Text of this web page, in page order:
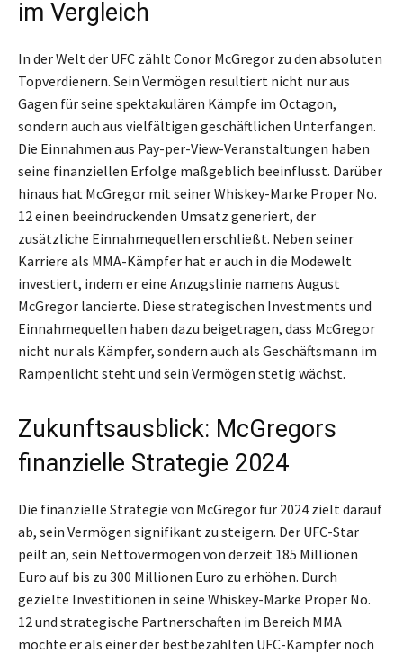
im Vergleich
In der Welt der UFC zählt Conor McGregor zu den absoluten
Topverdienern. Sein Vermögen resultiert nicht nur aus
Gagen für seine spektakulären Kämpfe im Octagon,
sondern auch aus vielfältigen geschäftlichen Unterfangen.
Die Einnahmen aus Pay-per-View-Veranstaltungen haben
seine finanziellen Erfolge maßgeblich beeinflusst. Darüber
hinaus hat McGregor mit seiner Whiskey-Marke Proper No.
12 einen beeindruckenden Umsatz generiert, der
zusätzliche Einnahmequellen erschließt. Neben seiner
Karriere als MMA-Kämpfer hat er auch in die Modewelt
investiert, indem er eine Anzugslinie namens August
McGregor lancierte. Diese strategischen Investments und
Einnahmequellen haben dazu beigetragen, dass McGregor
nicht nur als Kämpfer, sondern auch als Geschäftsmann im
Rampenlicht steht und sein Vermögen stetig wächst.
Zukunftsausblick: McGregors
finanzielle Strategie 2024
Die finanzielle Strategie von McGregor für 2024 zielt darauf
ab, sein Vermögen signifikant zu steigern. Der UFC-Star
peilt an, sein Nettovermögen von derzeit 185 Millionen
Euro auf bis zu 300 Millionen Euro zu erhöhen. Durch
gezielte Investitionen in seine Whiskey-Marke Proper No.
12 und strategische Partnerschaften im Bereich MMA
möchte er als einer der bestbezahlten UFC-Kämpfer noch